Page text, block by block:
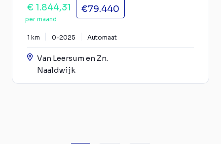
€ 1.844,31
per maand
€79.440
1 km 0-2025 Automaat
Van Leersum en Zn.
Naaldwijk